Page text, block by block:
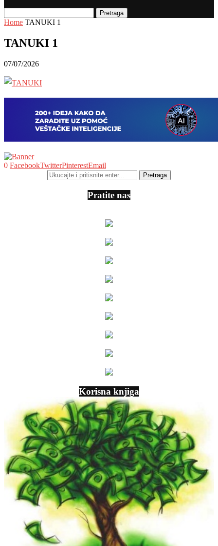
Pretraga
Home TANUKI 1
TANUKI 1
07/07/2026
0 FacebookTwitterPinterestEmail
Pratite nas
Korisna knjiga